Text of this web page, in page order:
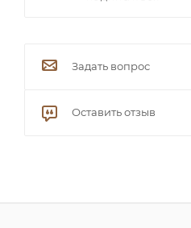
Задать вопрос
Оставить отзыв